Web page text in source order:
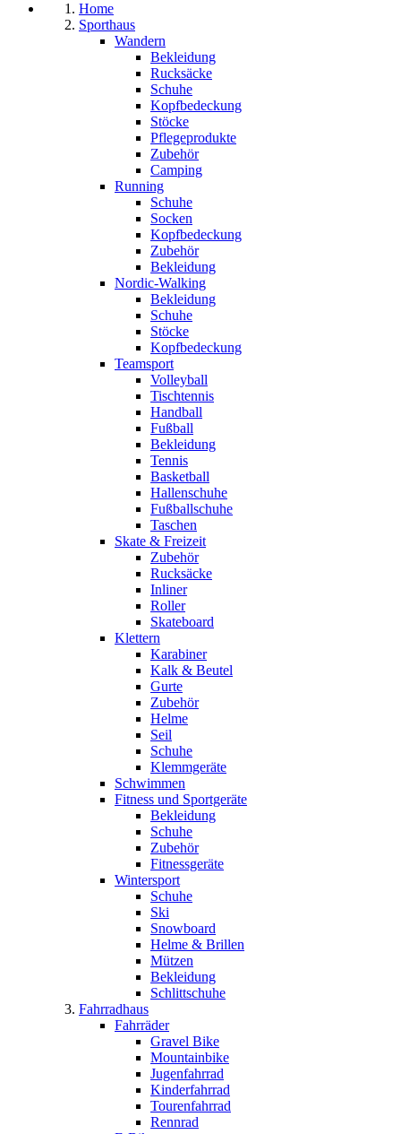
Home
Sporthaus
Wandern
Bekleidung
Rucksäcke
Schuhe
Kopfbedeckung
Stöcke
Pflegeprodukte
Zubehör
Camping
Running
Schuhe
Socken
Kopfbedeckung
Zubehör
Bekleidung
Nordic-Walking
Bekleidung
Schuhe
Stöcke
Kopfbedeckung
Teamsport
Volleyball
Tischtennis
Handball
Fußball
Bekleidung
Tennis
Basketball
Hallenschuhe
Fußballschuhe
Taschen
Skate & Freizeit
Zubehör
Rucksäcke
Inliner
Roller
Skateboard
Klettern
Karabiner
Kalk & Beutel
Gurte
Zubehör
Helme
Seil
Schuhe
Klemmgeräte
Schwimmen
Fitness und Sportgeräte
Bekleidung
Schuhe
Zubehör
Fitnessgeräte
Wintersport
Schuhe
Ski
Snowboard
Helme & Brillen
Mützen
Bekleidung
Schlittschuhe
Fahrradhaus
Fahrräder
Gravel Bike
Mountainbike
Jugenfahrrad
Kinderfahrrad
Tourenfahrrad
Rennrad